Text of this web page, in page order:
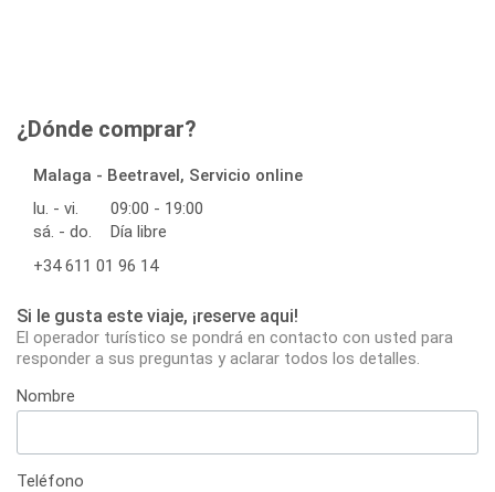
¿Dónde comprar?
Malaga - Beetravel, Servicio online
lu. - vi.
09:00 - 19:00
sá. - do.
Día libre
+34 611 01 96 14
Si le gusta este viaje, ¡reserve aqui!
El operador turístico se pondrá en contacto con usted para
responder a sus preguntas y aclarar todos los detalles.
Nombre
Teléfono